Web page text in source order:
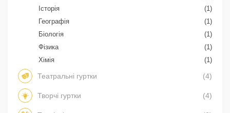
Історія
(1)
Географія
(1)
Біологія
(1)
Фізика
(1)
Хімія
(1)
Театральні гуртки (4)
Творчі гуртки (4)